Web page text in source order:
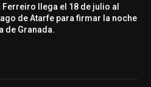
Ferreiro llega el 18 de julio al
de Atarfe para firmar la noche
de Granada.